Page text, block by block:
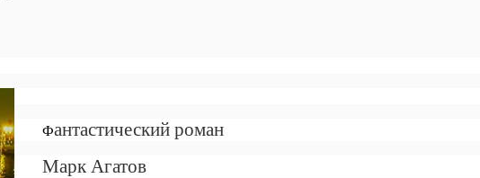
Фантастический роман
Марк Агатов